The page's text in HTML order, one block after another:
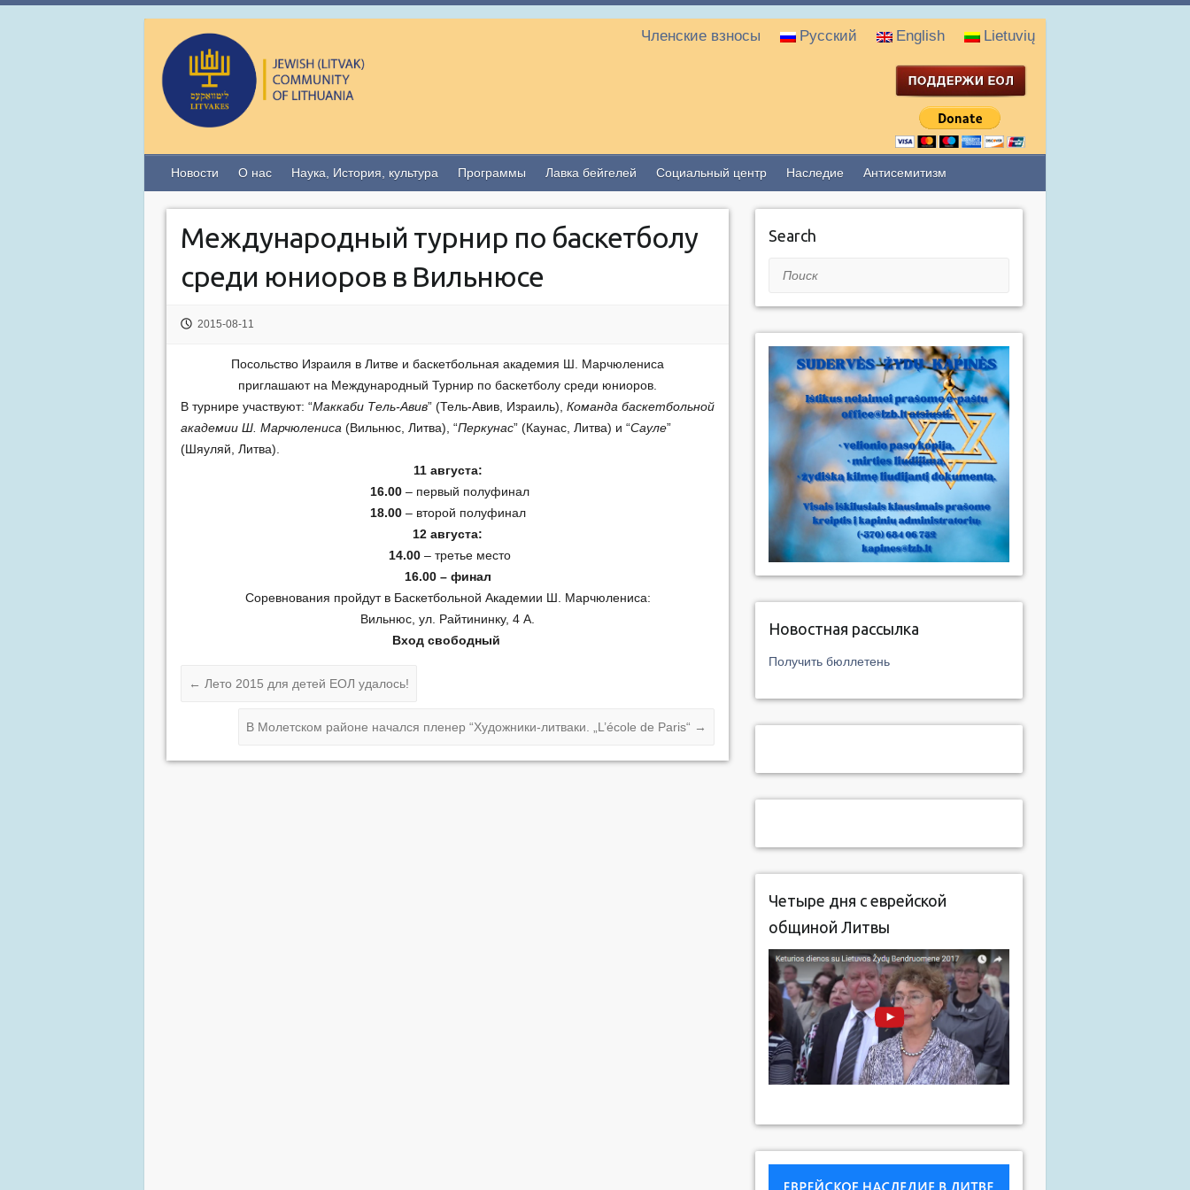
Членские взносы Русский English Lietuvių
Новости О нас Наука, История, культура Программы Лавка бейгелей Социальный центр Наследие Антисемитизм
Международный турнир по баскетболу
среди юниоров в Вильнюсе
2015-08-11
Посольство Израиля в Литве и баскетбольная академия Ш. Марчюлениса
приглашают на Международный Турнир по баскетболу среди юниоров.
В турнире участвуют: “Маккаби Тель-Авив” (Тель-Авив, Израиль), Команда баскетбольной
академии Ш. Марчюлениса (Вильнюс, Литва), “Перкунас” (Каунас, Литва) и “Сауле”
(Шяуляй, Литва).
11 августа:
16.00 – первый полуфинал
18.00– второй полуфинал
12 августа:
14.00 – третье место
16.00 – финал
Соревнования пройдут в Баскетбольной Академии Ш. Марчюлениса:
Вильнюс, ул. Райтининку, 4 А.
Вход свободный
← Лето 2015 для детей ЕОЛ удалось!
В Молетском районе начался пленер “Художники-литваки. „L’école de Paris“ →
Search
Поиск
Новостная рассылка
Получить бюллетень
Четыре дня с еврейской
общиной Литвы